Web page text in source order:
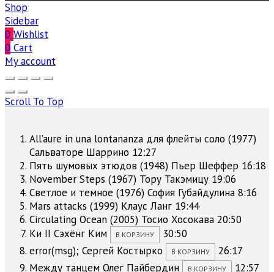
Shop
Sidebar
0 Wishlist
0 Cart
My account
Scroll To Top
All’aure in una lontananza для флейты соло (1977)
Сальваторе Шаррино 12:27
Пять шумовых этюдов (1948) Пьер Шеффер 16:18
November Steps (1967) Тору Такэмицу 19:06
Светлое и темное (1976) София Губайдулина 8:16
Mars attacks (1999) Клаус Ланг 19:44
Circulating Ocean (2005) Тосио Хосокава 20:50
Ки II Сэхёнг Ким В КОРЗИНУ
30:50
error(msg); Сергей Костырко В КОРЗИНУ
26:17
Между танцем Олег Пайбердин В КОРЗИНУ 12:57